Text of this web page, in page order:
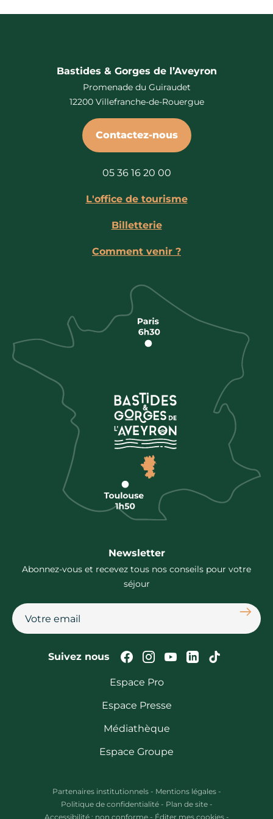
Bastides & Gorges de l’Aveyron
Promenade du Guiraudet
12200 Villefranche-de-Rouergue
Contactez-nous
05 36 16 20 00
L'office de tourisme
Billetterie
Comment venir ?
Newsletter
Abonnez-vous et recevez tous nos conseils pour votre
séjour
Suivez nous Suivez-nous sur
Suivez-nous sur
Suivez-nous
Suivez-Suivez-
Espace Pro
Espace Presse
Médiathèque
Espace Groupe
Partenaires institutionnels - Mentions légales -
Politique de confidentialité - Plan de site -
Accessibilité : non conforme - Éditer mes cookies -